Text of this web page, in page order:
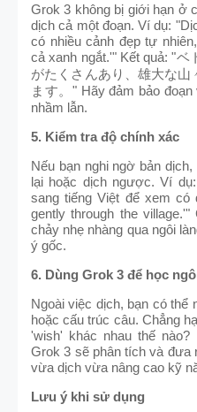
Grok 3 không bị giới hạn ở
dịch cả một đoạn. Ví dụ:
có nhiều cảnh đẹp tự
cả xanh ngắt.'" Kết quả: "ベ
がたくさんあり、雄大な山
ます。 " Hãy đảm bảo
nhầm lẫn.
5. Kiểm tra độ chính xác
Nếu bạn nghi ngờ bản
lại hoặc dịch ngược. Ví
sang tiếng Việt để xem có
gently through the
chảy nhẹ nhàng qua ngôi
ý gốc.
6. Dùng Grok 3 để học
Ngoài việc dịch, bạn có
hoặc cấu trúc câu. Chẳng
'wish' khác nhau thế
Grok 3 sẽ phân tích và đưa
vừa dịch vừa nâng cao kỹ
Lưu ý khi sử dụng